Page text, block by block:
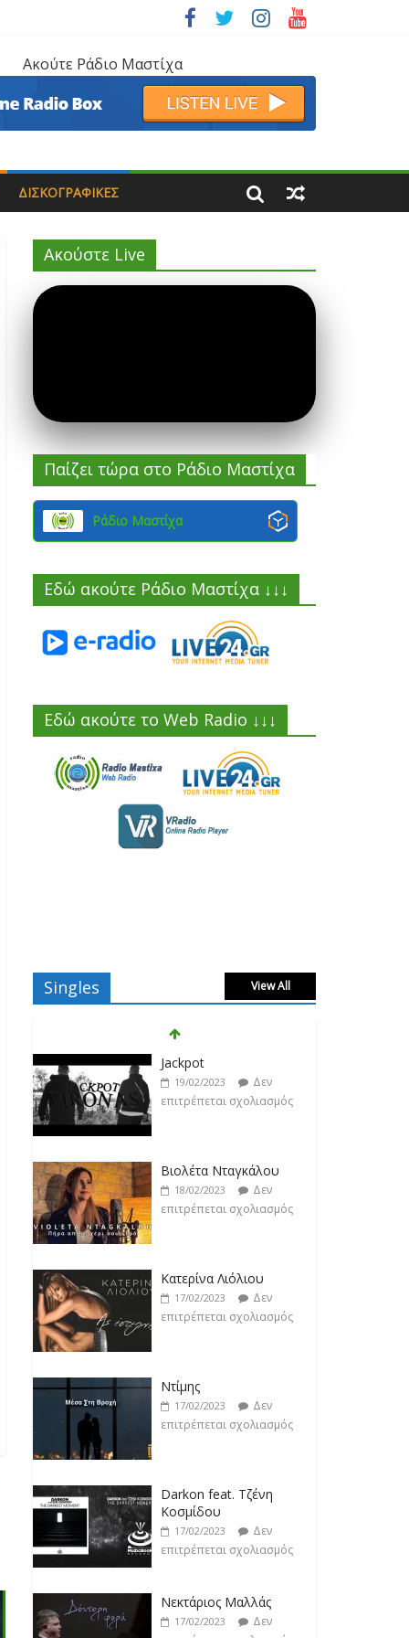
Ακούτε Ράδιο Μαστίχα
ΔΙΣΚΟΓΡΑΦΙΚΈΣ
Ακούστε Live
Παίζει τώρα στο Ράδιο Μαστίχα
Ράδιο Μαστίχα
Εδώ ακούτε Ράδιο Μαστίχα ↓↓↓
Εδώ ακούτε το Web Radio ↓↓↓
Singles View All
Βιολέτα Νταγκάλου
18/02/2023
Δεν
επιτρέπεται σχολιασμός
Κατερίνα Λιόλιου
17/02/2023
Δεν
επιτρέπεται σχολιασμός
Ντίμης
17/02/2023
Δεν
επιτρέπεται σχολιασμός
Darkon feat. Τζένη
Κοσμίδου
17/02/2023
Δεν
Νεκτάριος Μαλλάς
17/02/2023
επιτρέπεται σχολιασμός
George P. Lemos feat.
Ασπασία Λαιμού